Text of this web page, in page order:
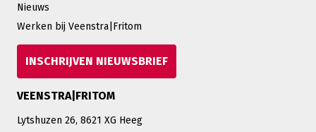
Nieuws
Werken bij Veenstra|Fritom
INSCHRIJVEN NIEUWSBRIEF
VEENSTRA|FRITOM
Lytshuzen 26, 8621 XG Heeg